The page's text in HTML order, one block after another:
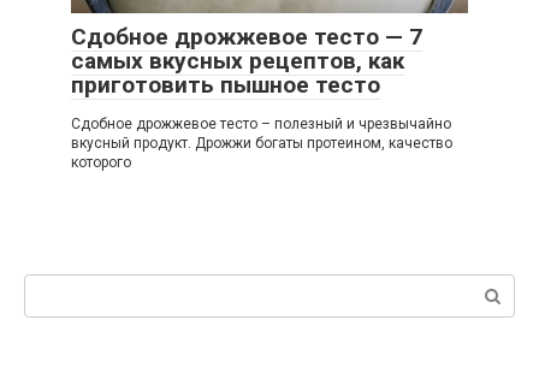
Сдобное дрожжевое тесто — 7
самых вкусных рецептов, как
приготовить пышное тесто
Сдобное дрожжевое тесто – полезный и чрезвычайно
вкусный продукт. Дрожжи богаты протеином, качество
которого
Поиск: